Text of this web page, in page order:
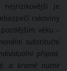
je
rakoviny
věku –
substituční
případ.
a kromě nutné